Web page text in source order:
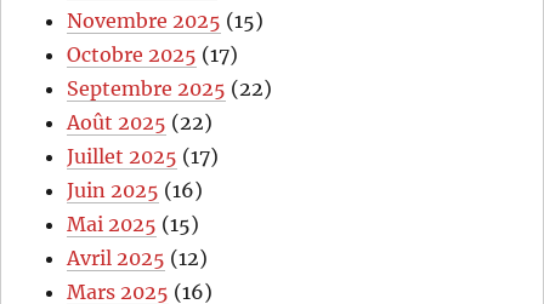
Novembre 2025 (15)
Octobre 2025 (17)
Septembre 2025 (22)
Août 2025 (22)
Juillet 2025 (17)
Juin 2025 (16)
Mai 2025 (15)
Avril 2025 (12)
Mars 2025 (16)